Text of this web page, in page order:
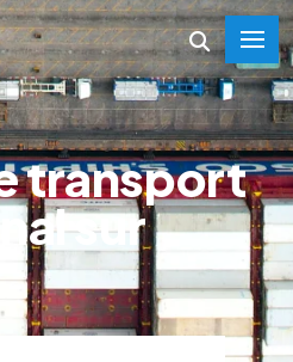
transport
sur